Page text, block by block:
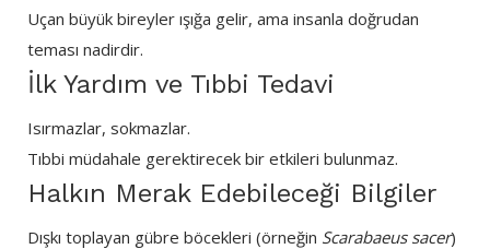
Uçan büyük bireyler ışığa gelir, ama insanla doğrudan
teması nadirdir.
İlk Yardım ve Tıbbi Tedavi
Isırmazlar, sokmazlar.
Tıbbi müdahale gerektirecek bir etkileri bulunmaz.
Halkın Merak Edebileceği Bilgiler
Dışkı toplayan gübre böcekleri (örneğin Scarabaeus sacer)